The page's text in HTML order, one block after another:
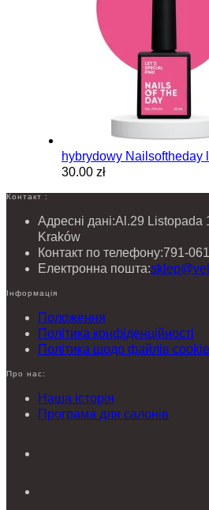
hybrydowy Nailsoftheday
30.00 zł
Контакт :
Адресні дані:Al.29 Listopada
Kraków
Контакт по телефону:791-
Електронна пошта:
Інформація
Положення
Політика конфіденційності
Політика щодо файлів cookie
Про нас:
Наша історія
Програма для салонів